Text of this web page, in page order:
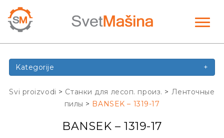
Kategorije +
Svi proizvodi > Станки для лесоп. произ. > Ленточные
пилы > BANSEK – 1319-17
BANSEK – 1319-17